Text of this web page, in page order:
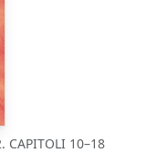
CAPITOLI 10–18